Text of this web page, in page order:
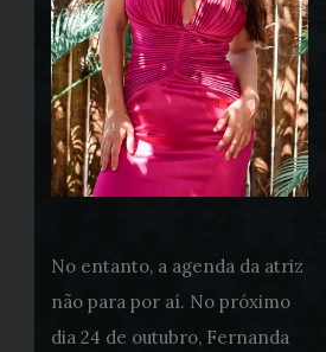
No entanto, a agenda da atriz
não para por aí. No próximo
dia 24 de outubro, Fernanda